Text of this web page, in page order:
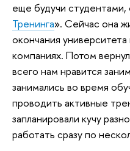
еще будучи студентами,
Тренинга». Сейчас она
окончания
компаниях. Потом
всего нам нравится
занимались во время
проводить активные
запланировали кучу
работать сразу по